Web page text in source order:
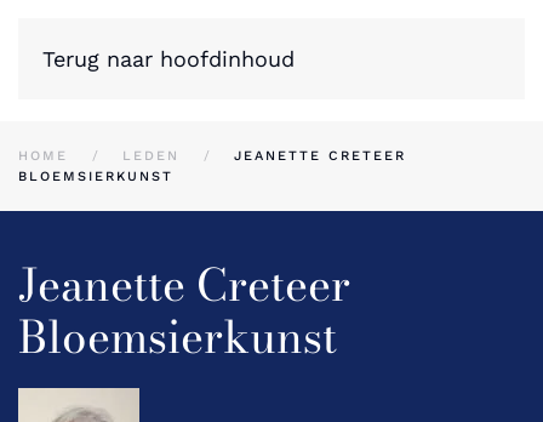
Terug naar hoofdinhoud
HOME LEDEN
JEANETTE CRETEER
BLOEMSIERKUNST
Jeanette Creteer
Bloemsierkunst